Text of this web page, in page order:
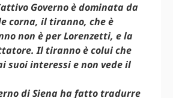
Governo è dominata da
corna, il tiranno, che è
non è per Lorenzetti, e la
Il tiranno è colui che
suoi interessi e non vede il
di Siena ha fatto tradurre